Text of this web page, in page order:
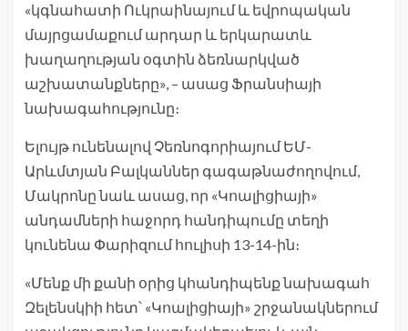
«կգնահատի Ուկրաինայում և եվրոպական
մայրցամաքում արդար և երկարատև
խաղաղության օգտին ձեռնարկված
աշխատանքները», – ասաց Ֆրանսիայի
նախագահությունը։
Ելույթ ունենալով Չեռնոգորիայում ԵՄ-
Արևմտյան Բալկաններ գագաթնաժողովում,
Մակրոնը նաև ասաց, որ «Կոալիցիայի»
անդամների հաջորդ հանդիպումը տեղի
կունենա Փարիզում հուլիսի 13-14-ին։
«Մենք մի քանի օրից կհանդիպենք նախագահ
Զելենսկիի հետ՝ «Կոալիցիայի» շրջանակներում